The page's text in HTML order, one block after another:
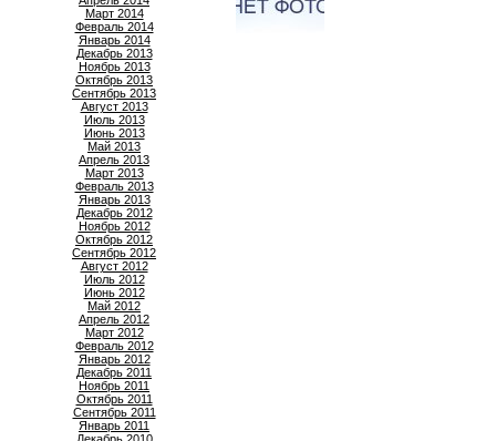
Март 2014
Февраль 2014
Январь 2014
Декабрь 2013
Ноябрь 2013
Октябрь 2013
Сентябрь 2013
Август 2013
Июль 2013
Июнь 2013
Май 2013
Апрель 2013
Март 2013
Февраль 2013
Январь 2013
Декабрь 2012
Ноябрь 2012
Октябрь 2012
Сентябрь 2012
Август 2012
Июль 2012
Июнь 2012
Май 2012
Апрель 2012
Март 2012
Февраль 2012
Январь 2012
Декабрь 2011
Ноябрь 2011
Октябрь 2011
Сентябрь 2011
Январь 2011